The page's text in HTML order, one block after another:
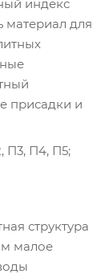
индекс
материал для
присадки и
П3, П4, П5;
структура
малое